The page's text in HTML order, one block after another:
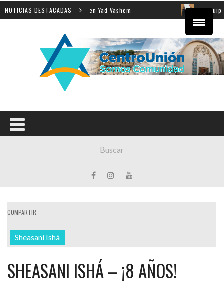
NOTICIAS DESTACADAS
de la Shoá en Yad Vashem El equipo
COMPARTIR
Sheasani Ishá
SHEASANI ISHÁ – ¡8 AÑOS!